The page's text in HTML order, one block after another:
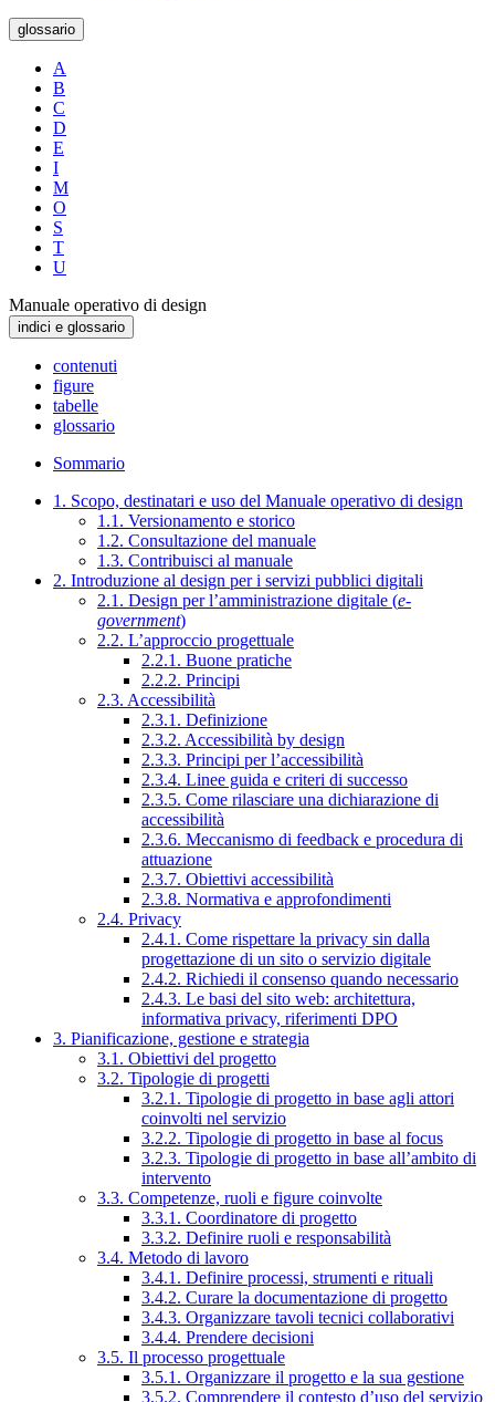
glossario
A
B
C
D
E
I
M
O
S
T
U
Manuale operativo di design
indici e glossario
contenuti
figure
tabelle
glossario
Sommario
1. Scopo, destinatari e uso del Manuale operativo di design
1.1. Versionamento e storico
1.2. Consultazione del manuale
1.3. Contribuisci al manuale
2. Introduzione al design per i servizi pubblici digitali
2.1. Design per l’amministrazione digitale (e-
government)
2.2. L’approccio progettuale
2.2.1. Buone pratiche
2.2.2. Principi
2.3. Accessibilità
2.3.1. Definizione
2.3.2. Accessibilità by design
2.3.3. Principi per l’accessibilità
2.3.4. Linee guida e criteri di successo
2.3.5. Come rilasciare una dichiarazione di
accessibilità
2.3.6. Meccanismo di feedback e procedura di
attuazione
2.3.7. Obiettivi accessibilità
2.3.8. Normativa e approfondimenti
2.4. Privacy
2.4.1. Come rispettare la privacy sin dalla
progettazione di un sito o servizio digitale
2.4.2. Richiedi il consenso quando necessario
2.4.3. Le basi del sito web: architettura,
informativa privacy, riferimenti DPO
3. Pianificazione, gestione e strategia
3.1. Obiettivi del progetto
3.2. Tipologie di progetti
3.2.1. Tipologie di progetto in base agli attori
coinvolti nel servizio
3.2.2. Tipologie di progetto in base al focus
3.2.3. Tipologie di progetto in base all’ambito di
intervento
3.3. Competenze, ruoli e figure coinvolte
3.3.1. Coordinatore di progetto
3.3.2. Definire ruoli e responsabilità
3.4. Metodo di lavoro
3.4.1. Definire processi, strumenti e rituali
3.4.2. Curare la documentazione di progetto
3.4.3. Organizzare tavoli tecnici collaborativi
3.4.4. Prendere decisioni
3.5. Il processo progettuale
3.5.1. Organizzare il progetto e la sua gestione
3.5.2. Comprendere il contesto d’uso del servizio